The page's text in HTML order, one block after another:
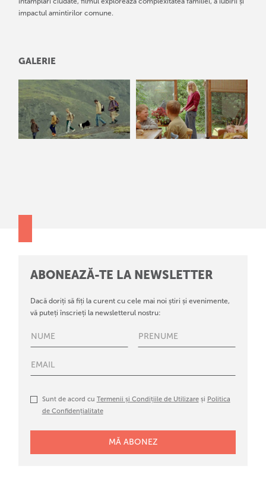
impactul amintirilor comune.
GALERIE
ABONEAZĂ-TE LA NEWSLETTER
Dacă doriți să fiți la curent cu cele mai noi știri și evenimente,
vă puteți înscrieți la newsletterul nostru:
Sunt de acord cu Termenii și Condițiile de Utilizareși Politica
de Confidențialitate